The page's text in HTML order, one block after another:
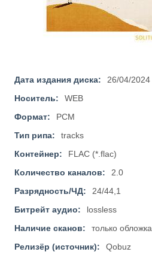
Дата издания диска:
26/04/2024
Носитель:
WEB
Формат:
PCM
Тип рипа:
tracks
Контейнер:
FLAC (*.flac)
Количество каналов:
2.0
Разрядность/ЧД:
24/44,1
Битрейт аудио:
lossless
Наличие сканов:
только обложка
Релизёр (источник):
Qobuz